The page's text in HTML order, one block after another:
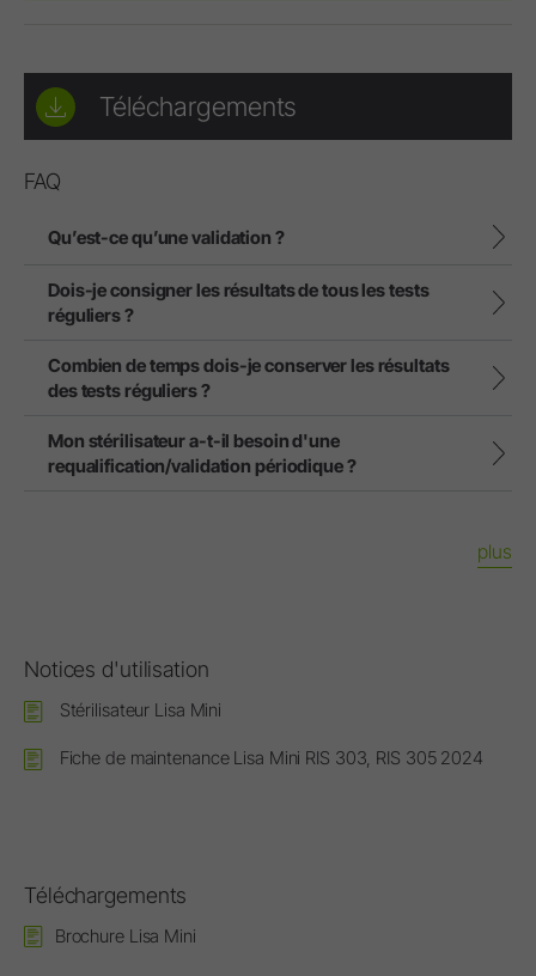
Téléchargements
FAQ
Qu’est-ce qu’une validation ?
Dois-je consigner les résultats de tous les tests
réguliers ?
Combien de temps dois-je conserver les résultats
des tests réguliers ?
Mon stérilisateur a-t-il besoin d'une
requalification/validation périodique ?
plus
Notices d'utilisation
Stérilisateur Lisa Mini
Fiche de maintenance Lisa Mini RIS 303, RIS 305 2024
Téléchargements
Brochure Lisa Mini